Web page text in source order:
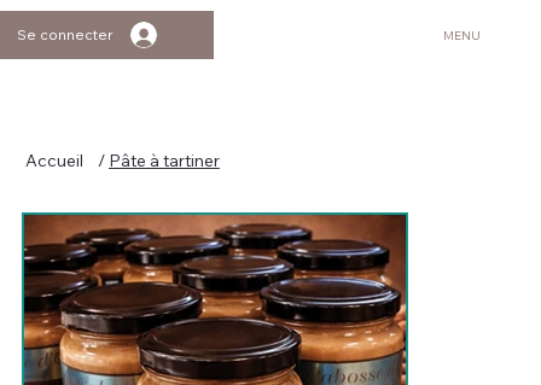
Se connecter MENU
Accueil / Pâte à tartiner